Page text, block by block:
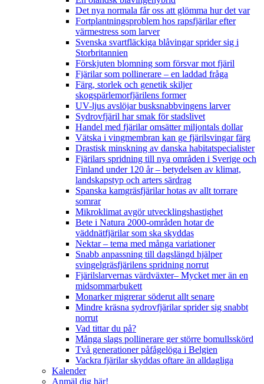
Det nya normala får oss att glömma hur det var
Fortplantningsproblem hos rapsfjärilar efter
värmestress som larver
Svenska svartfläckiga blåvingar sprider sig i
Storbritannien
Förskjuten blomning som försvar mot fjäril
Fjärilar som pollinerare – en laddad fråga
Färg, storlek och genetik skiljer
skogspärlemorfjärilens former
UV-ljus avslöjar busksnabbvingens larver
Sydrovfjäril har smak för stadslivet
Handel med fjärilar omsätter miljontals dollar
Vätska i vingmembran kan ge fjärilsvingar färg
Drastisk minskning av danska habitatspecialister
Fjärilars spridning till nya områden i Sverige och
Finland under 120 år– betydelsen av klimat,
landskapstyp och arters särdrag
Spanska kamgräsfjärilar hotas av allt torrare
somrar
Mikroklimat avgör utvecklingshastighet
Bete i Natura 2000-områden hotar de
väddnätfjärilar som ska skyddas
Nektar – tema med många variationer
Snabb anpassning till dagslängd hjälper
svingelgräsfjärilens spridning norrut
Fjärilslarvernas värdväxter– Mycket mer än en
midsommarbukett
Monarker migrerar söderut allt senare
Mindre kräsna sydrovfjärilar sprider sig snabbt
norrut
Vad tittar du på?
Många slags pollinerare ger större bomullsskörd
Två generationer påfågelöga i Belgien
Vackra fjärilar skyddas oftare än alldagliga
Kalender
Anmäl dig här!